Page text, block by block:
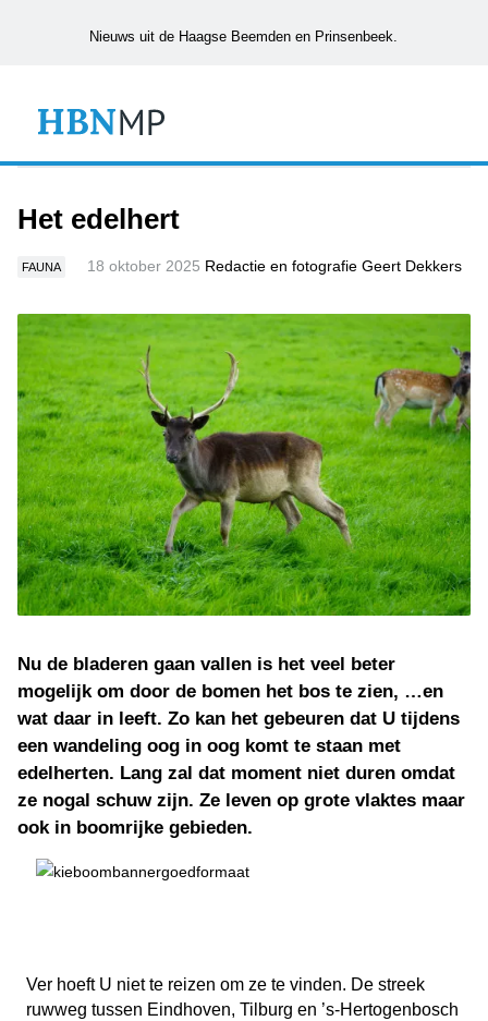
Nieuws uit de Haagse Beemden en Prinsenbeek.
Het edelhert
FAUNA 18 oktober 2025 Redactie en fotografie Geert Dekkers
Nu de bladeren gaan vallen is het veel beter
mogelijk om door de bomen het bos te zien, …en
wat daar in leeft. Zo kan het gebeuren dat U tijdens
een wandeling oog in oog komt te staan met
edelherten. Lang zal dat moment niet duren omdat
ze nogal schuw zijn. Ze leven op grote vlaktes maar
ook in boomrijke gebieden.
Ver hoeft U niet te reizen om ze te vinden. De streek
ruwweg tussen Eindhoven, Tilburg en ’s-Hertogenbosch